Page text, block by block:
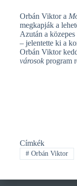
Orbán Viktor a
megkapják a
Azután a
– jelentette ki a
Orbán Viktor
városok program
Címkék
#Orbán Viktor